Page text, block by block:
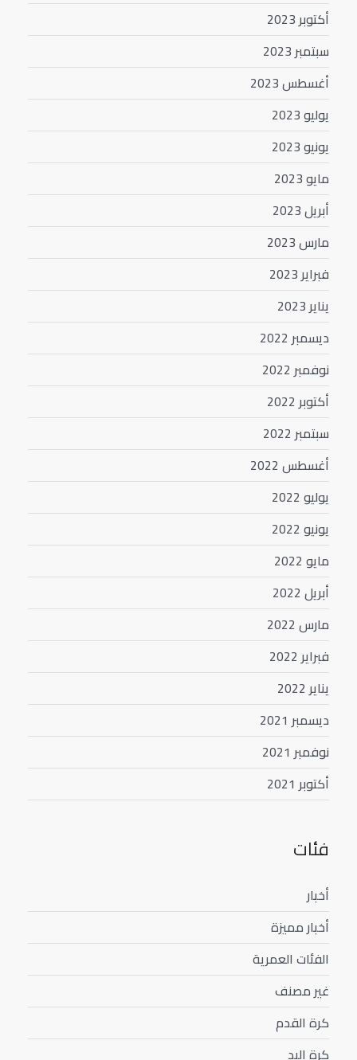
أكتوبر 2023
سبتمبر 2023
أغسطس 2023
يوليو 2023
يونيو 2023
مايو 2023
أبريل 2023
مارس 2023
فبراير 2023
يناير 2023
ديسمبر 2022
نوفمبر 2022
أكتوبر 2022
سبتمبر 2022
أغسطس 2022
يوليو 2022
يونيو 2022
مايو 2022
أبريل 2022
مارس 2022
فبراير 2022
يناير 2022
ديسمبر 2021
نوفمبر 2021
أكتوبر 2021
فئات
أخبار
أخبار مميزة
الفئات العمرية
غير مصنف
كرة القدم
كرة اليد